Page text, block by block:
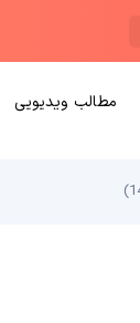
مطالب ویدیویی